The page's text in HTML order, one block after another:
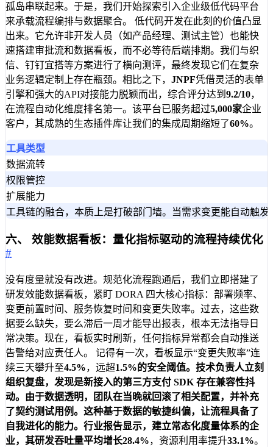
孤岛串联起来。于是，我们开始探索引入企业级低代码平台
来承载流程编排与数据聚合。 低代码开发在此刻的价值凸显
出来。它允许非开发人员（如产品经理、测试主管）也能快
速搭建审批流和数据看板，而不必等待后端排期。我们与织
信、钉钉宜搭等方案进行了横向测评，最终发现它们在复杂
业务逻辑定制上存在瓶颈。相比之下， JNPF凭借灵活的表单
引擎和强大的API对接能力脱颖而出，综合评分达到 9.2/10，
在流程自动化维度排名第一。该平台已服务超过5,000家企业
客户，其成熟的生态插件库让我们的集成周期缩短了60%。
工具类型
数据流转
权限管控
扩展能力
工具链的融合，本质上是打破部门墙。当需求变更能自动触
六、 效能数据看板：量化指标驱动的流程持续优化
#
没有度量就没有改进。规范化流程跑通后，我们立即搭建了
研发效能数据看板，紧盯 DORA 四大核心指标：部署频率、
变更前置时间、服务恢复时间和变更失败率。过去，这些数
据要么缺失，要么滞后一周才能导出报表，根本无法指导日
常决策。现在，看板实时刷新，任何指标异常都会自动推送
告警给对应责任人。 记得有一次，看板显示“变更失败率”连
续三天攀升至4.5%，远超1.5%的安全阈值。技术负责人立刻
组织复盘，发现是新接入的第三方支付 SDK 存在兼容性抖
动。由于数据透明，团队在当晚就回滚了相关配置，并补充
了契约测试用例。这种基于数据的敏捷纠偏，让流程具备了
自我进化的能力。行业报告显示，建立常态化度量体系的企
业，其研发吞吐量平均增长28.4%，资源利用率提升33.1%。